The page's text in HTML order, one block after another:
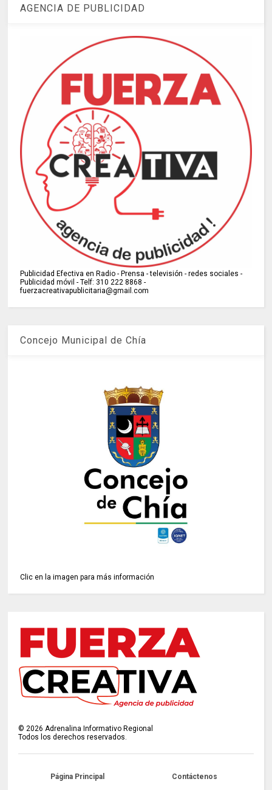
AGENCIA DE PUBLICIDAD
Publicidad Efectiva en Radio - Prensa - televisión - redes sociales -
Publicidad móvil - Telf: 310 222 8868 -
fuerzacreativapublicitaria@gmail.com
Concejo Municipal de Chía
Clic en la imagen para más información
©2026 Adrenalina Informativo Regional
Todos los derechos reservados.
Página Principal Contáctenos